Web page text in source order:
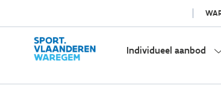
Individueel aanbod